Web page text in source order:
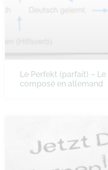
Le Perfekt (parfait) –
composé en allemand